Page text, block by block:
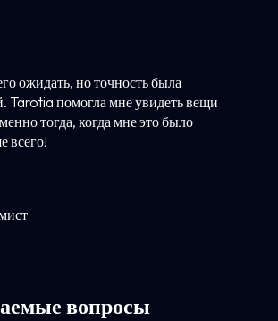
ожидать, но точность была
Tarotia помогла мне увидеть вещи
тогда, когда мне это было
всего!
вопросы